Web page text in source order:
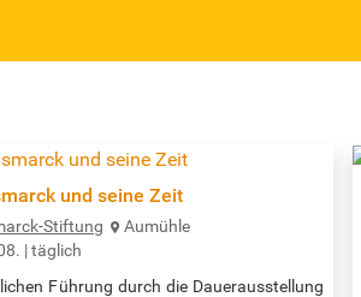
und seine Zeit
Stiftung
Aumühle
| täglich
Führung durch die Dauerausstellung